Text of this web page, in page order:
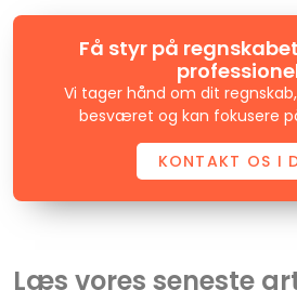
Få styr på
Vi tager hånd om dit
besværet og kan fokusere
KONTAKT OS I
Læs vores seneste